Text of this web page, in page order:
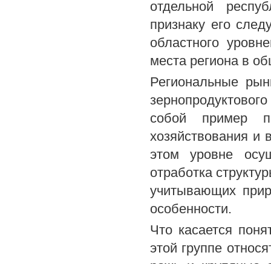
отдельной
признаку его
областного
места региона в
Региональные
собой пример
хозяйствования и
этом уровне
отработка
учитывающих
особенности.
Что касается
этой группе